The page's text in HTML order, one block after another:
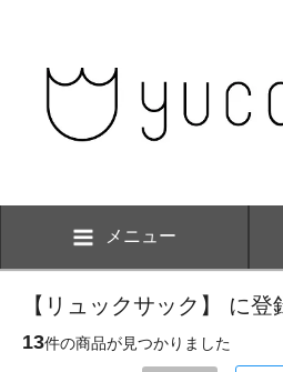
メニュー
【リュックサック】 に
13件の商品が見つかりました